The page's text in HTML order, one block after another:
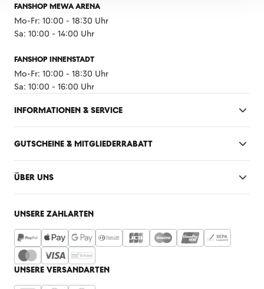
FANSHOP MEWA ARENA
Mo-Fr: 10:00 - 18:30 Uhr
Sa: 10:00 - 14:00 Uhr
FANSHOP INNENSTADT
Mo-Fr: 10:00 - 18:30 Uhr
Sa: 10:00 - 16:00 Uhr
INFORMATIONEN & SERVICE
GUTSCHEINE & MITGLIEDERRABATT
ÜBER UNS
UNSERE ZAHLARTEN
UNSERE VERSANDARTEN